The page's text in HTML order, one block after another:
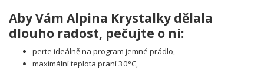
Aby Vám Alpina Krystalky dělala
dlouho radost, pečujte o ni:
perte ideálně na program jemné prádlo,
maximální teplota praní 30°C,